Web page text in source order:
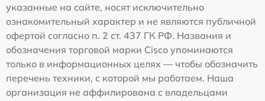
указанные на сайте, носят исключительно
ознакомительный характер и не являются публичной
офертой согласно п. 2 ст. 437 ГК РФ. Названия и
обозначения торговой марки Cisco упоминаются
только в информационных целях — чтобы обозначить
перечень техники, с которой мы работаем. Наша
организация не аффилирована с владельцами